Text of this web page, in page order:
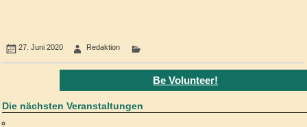
27. Juni 2020 Redaktion
Be Volunteer!
Die nächsten Veranstaltungen